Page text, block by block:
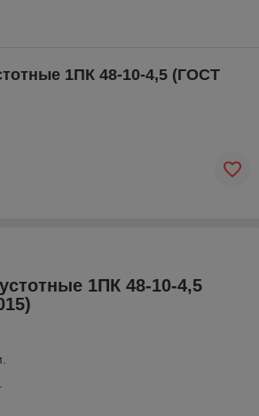
1ПК 48-10-4,5 (ГОСТ
1ПК 48-10-4,5